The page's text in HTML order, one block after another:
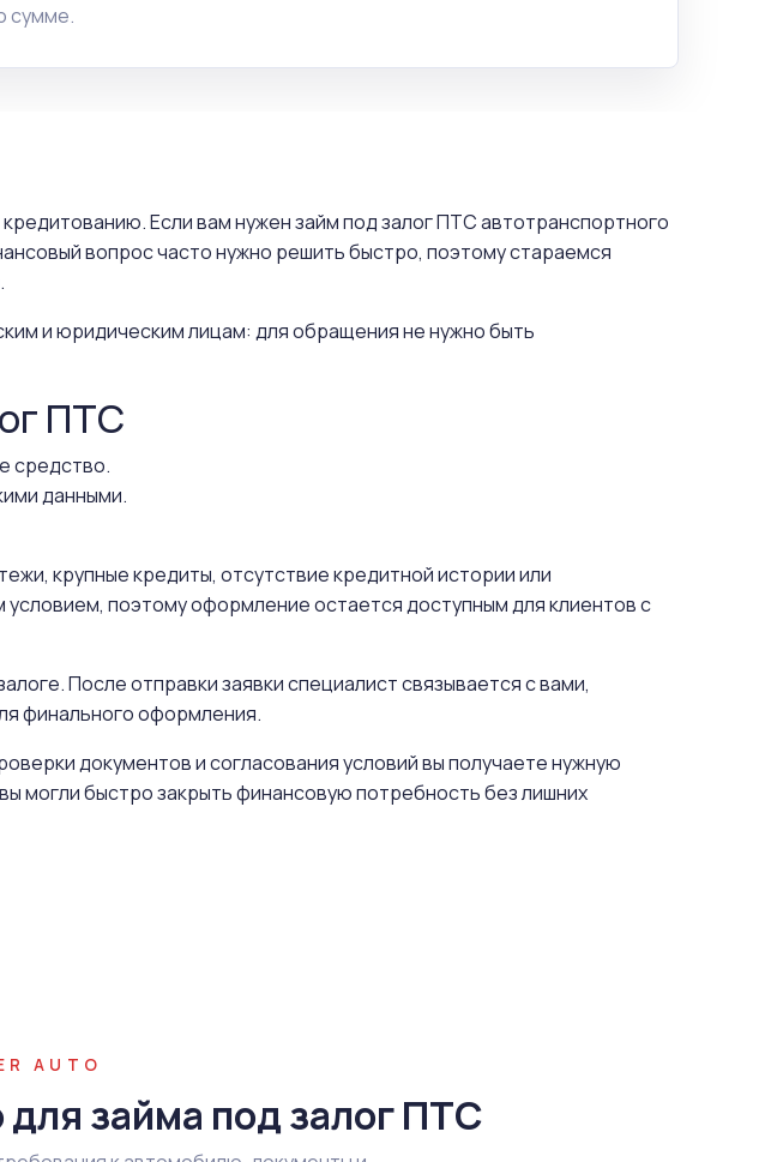
сумме.
Если вам нужен займ под залог ПТС автотранспортного
вопрос часто нужно решить быстро, поэтому стараемся
и юридическим лицам: для обращения не нужно быть
ПТС
средство.
данными.
крупные кредиты, отсутствие кредитной истории или
поэтому оформление остается доступным для клиентов с
После отправки заявки специалист связывается с вами,
финального оформления.
документов и согласования условий вы получаете нужную
могли быстро закрыть финансовую потребность без лишних
AUTO
займа под залог ПТС